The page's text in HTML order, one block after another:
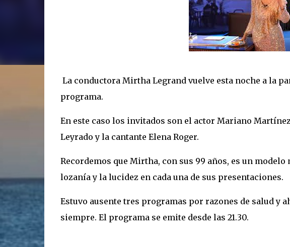
La conductora Mirtha Legrand vuelve esta noche a la
programa.
En este caso los invitados son el actor Mariano
Leyrado y la cantante Elena Roger.
Recordemos que Mirtha, con sus 99 años, es un
lozanía y la lucidez en cada una de sus presentaciones.
Estuvo ausente tres programas por razones de salud y
siempre. El programa se emite desde las 21.30.